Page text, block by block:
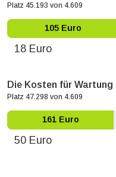
Platz 45.193 von 4.609
105 Euro
18 Euro
Die Kosten für
Platz 47.298 von 4.609
161 Euro
50 Euro